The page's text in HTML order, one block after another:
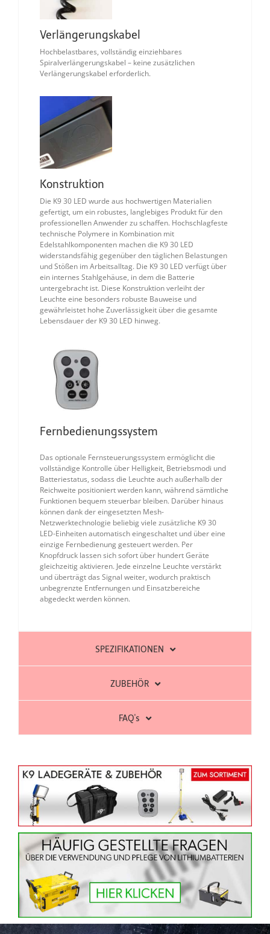
Verlängerungskabel
Hochbelastbares, vollständig einziehbares
Spiralverlängerungskabel – keine zusätzlichen
Verlängerungskabel erforderlich.
Konstruktion
Die K9 30 LED wurde aus hochwertigen Materialien
gefertigt, um ein robustes, langlebiges Produkt für den
professionellen Anwender zu schaffen. Hochschlagfeste
technische Polymere in Kombination mit
Edelstahlkomponenten machen die K9 30 LED
widerstandsfähig gegenüber den täglichen Belastungen
und Stößen im Arbeitsalltag. Die K9 30 LED verfügt über
ein internes Stahlgehäuse, in dem die Batterie
untergebracht ist. Diese Konstruktion verleiht der
Leuchte eine besonders robuste Bauweise und
gewährleistet hohe Zuverlässigkeit über die gesamte
Lebensdauer der K9 30 LED hinweg.
Fernbedienungssystem
Das optionale Fernsteuerungssystem ermöglicht die
vollständige Kontrolle über Helligkeit, Betriebsmodi und
Batteriestatus, sodass die Leuchte auch außerhalb der
Reichweite positioniert werden kann, während sämtliche
Funktionen bequem steuerbar bleiben. Darüber hinaus
können dank der eingesetzten Mesh-
Netzwerktechnologie beliebig viele zusätzliche K9 30
LED-Einheiten automatisch eingeschaltet und über eine
einzige Fernbedienung gesteuert werden. Per
Knopfdruck lassen sich sofort über hundert Geräte
gleichzeitig aktivieren. Jede einzelne Leuchte verstärkt
und überträgt das Signal weiter, wodurch praktisch
unbegrenzte Entfernungen und Einsatzbereiche
abgedeckt werden können.
SPEZIFIKATIONEN
ZUBEHÖR
FAQ's